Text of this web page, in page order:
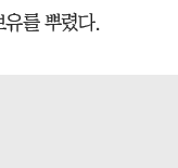
를 뿌렸다.